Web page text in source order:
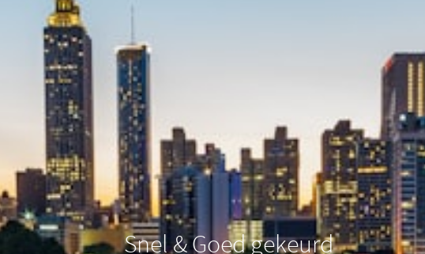
Snel & Goed gekeurd